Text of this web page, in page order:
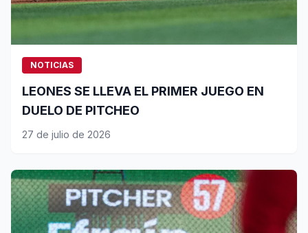
NOTICIAS
LEONES SE LLEVA EL PRIMER JUEGO EN
DUELO DE PITCHEO
27 de julio de 2026